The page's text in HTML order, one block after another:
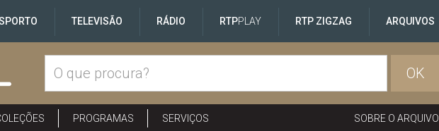
TELEVISÃO RÁDIO RTPPLAY RTP ZIGZAG ARQUIVOS
OK
PROGRAMAS SERVIÇOS SOBRE O ARQUIVO